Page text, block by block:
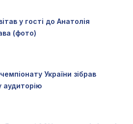
у гості до Анатолія
(фото)
України зібрав
аудиторію